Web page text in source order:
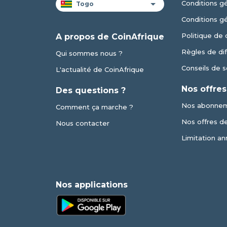
A propos de CoinAfrique
Qui sommes nous ?
L'actualité de CoinAfrique
Des questions ?
Comment ça marche ?
Nous contacter
Conditions
Conditions
Politique de
Règles de
Conseils de
Nos offres
Nos
Nos offres
Limitation
Nos applications